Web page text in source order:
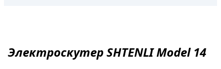
ЭлектроскутерSHTENLI Model 14